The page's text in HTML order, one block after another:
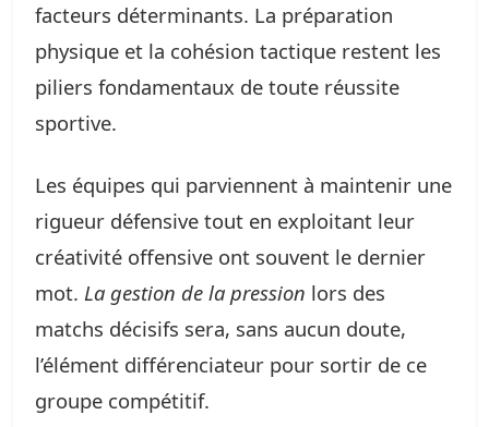
facteurs déterminants. La préparation
physique et la cohésion tactique restent les
piliers fondamentaux de toute réussite
sportive.
Les équipes qui parviennent à maintenir une
rigueur défensive tout en exploitant leur
créativité offensive ont souvent le dernier
mot. La gestion de la pression lors des
matchs décisifs sera, sans aucun doute,
l’élément différenciateur pour sortir de ce
groupe compétitif.